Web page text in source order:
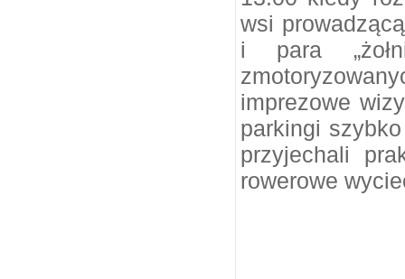
wsi
i para
imprezowe
parkingi
przyjechali
rowerowe